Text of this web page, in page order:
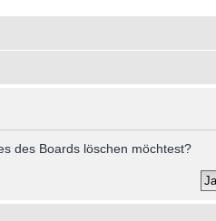
des Boards löschen möchtest?